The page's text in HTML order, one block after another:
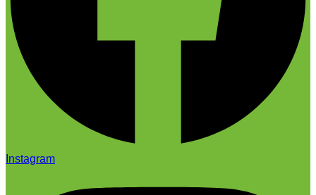
Instagram